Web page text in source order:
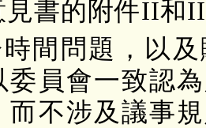
見書的附件II和
間問題，以
委員會一致認
而不涉及議事